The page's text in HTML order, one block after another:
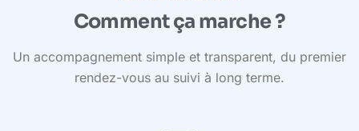
Comment ça marche ?
Un accompagnement simple et transparent, du premier
rendez-vous au suivi à long terme.